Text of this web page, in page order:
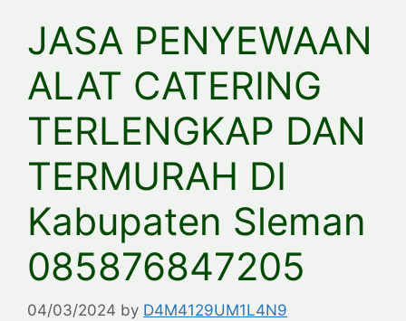
JASA PENYEWAAN
ALAT CATERING
TERLENGKAP DAN
TERMURAH DI
Kabupaten Sleman
085876847205
04/03/2024 by D4M4129UM1L4N9